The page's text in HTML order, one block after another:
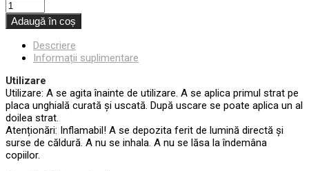
Adaugă în coș
Descriere
Informații suplimentare
Utilizare
Utilizare: A se agita înainte de utilizare. A se aplica primul strat pe
placa unghială curată și uscată. După uscare se poate aplica un al
doilea strat.
Atenționări: Inflamabil! A se depozita ferit de lumină directă și
surse de căldură. A nu se inhala. A nu se lăsa la îndemâna
copiilor.